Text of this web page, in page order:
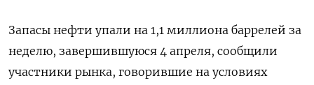
Запасы нефти упали на 1,1 миллиона баррелей за
неделю, завершившуюся 4 апреля, сообщили
участники рынка, говорившие на условиях